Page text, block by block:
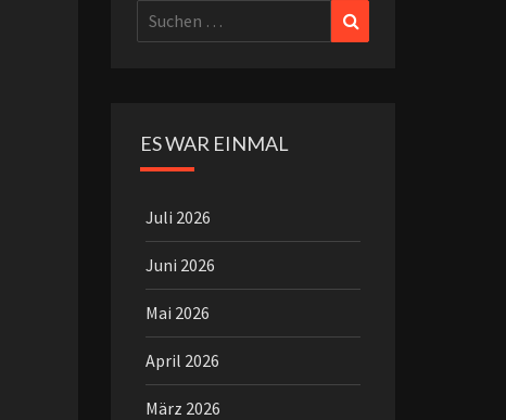
Suchen
nach:
ES WAR EINMAL
Juli 2026
Juni 2026
Mai 2026
April 2026
März 2026